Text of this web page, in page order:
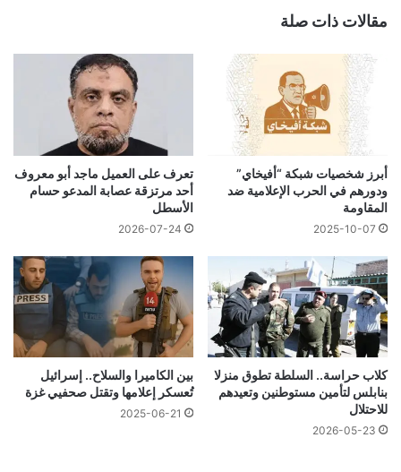
مقالات ذات صلة
أبرز شخصيات شبكة “أفيخاي”
ودورهم في الحرب الإعلامية ضد
المقاومة
2025-10-07
تعرف على العميل ماجد أبو معروف
أحد مرتزقة عصابة المدعو حسام
الأسطل
2026-07-24
كلاب حراسة.. السلطة تطوق منزلا
بنابلس لتأمين مستوطنين وتعيدهم
للاحتلال
2026-05-23
بين الكاميرا والسلاح.. إسرائيل
تُعسكر إعلامها وتقتل صحفيي غزة
2025-06-21